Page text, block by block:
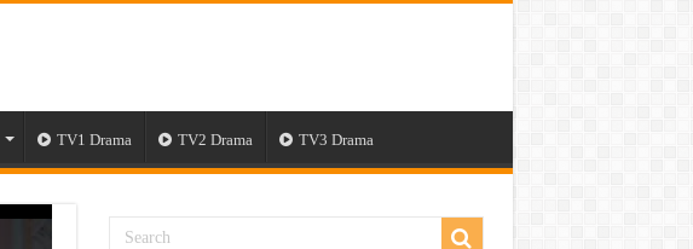
TV1 Drama TV2 Drama TV3 Drama